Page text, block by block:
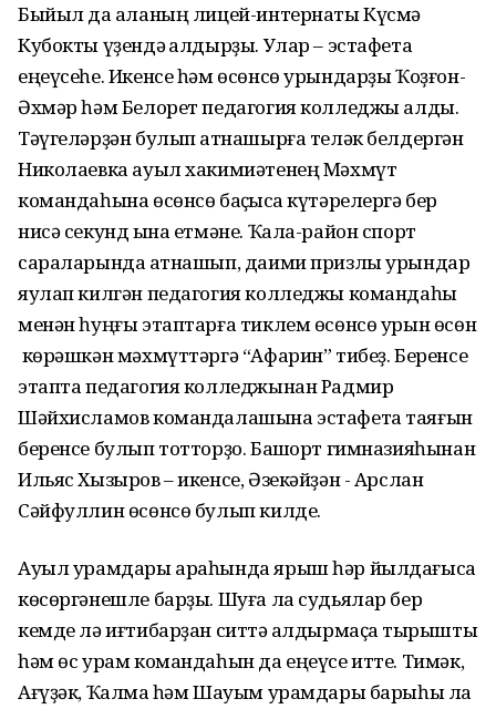
Быйыл да ҡаланың лицей-интернаты Күсмә
Кубокты үҙендә ҡалдырҙы. Улар – эстафета
еңеүсеһе. Икенсе һәм өсөнсө урындарҙы Ҡоҙғон-
Әхмәр һәм Белорет педагогия колледжы алды.
Тәүгеләрҙән булып ҡатнашырға теләк белдергән
Николаевка ауыл хакимиәтенең Мәхмүт
командаһына өсөнсө баҫҡысҡа күтәрелергә бер
нисә секунд ҡына етмәне. Ҡала-район спорт
сараларында ҡатнашып, даими призлы урындар
яулап килгән педагогия колледжы командаһы
менән һуңғы этаптарға тиклем өсөнсө урын өсөн
көрәшкән мәхмүттәргә “Афарин” тибеҙ. Беренсе
этапта педагогия колледжынан Радмир
Шәйхисламов командалашына эстафета таяғын
беренсе булып тотторҙо. Башҡорт гимназияһынан
Ильяс Хызыров – икенсе, Әзекәйҙән - Арслан
Сәйфуллин өсөнсө булып килде.
Ауыл урамдары араһында ярыш һәр йылдағыса
көсөргәнешле барҙы. Шуға ла судьялар бер
кемде лә иғтибарҙан ситтә ҡалдырмаҫҡа тырышты
һәм өс урам командаһын да еңеүсе итте. Тимәк,
Ағүҙәк, Ҡалмаҡ һәм Шауым урамдары барыһы ла